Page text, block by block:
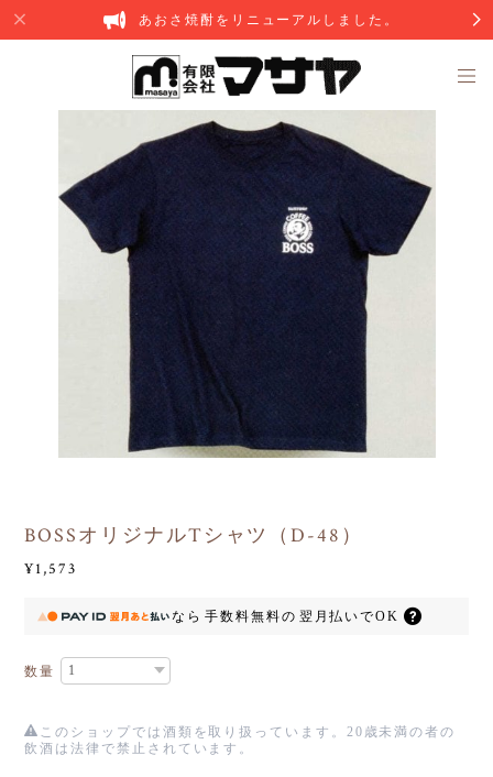
あおさ焼酎をリニューアルしました。
BOSSオリジナルTシャツ（D-48）
¥1,573
なら 手数料無料の 翌月払いでOK
数量
このショップでは酒類を取り扱っています。20歳未満の者の
飲酒は法律で禁止されています。